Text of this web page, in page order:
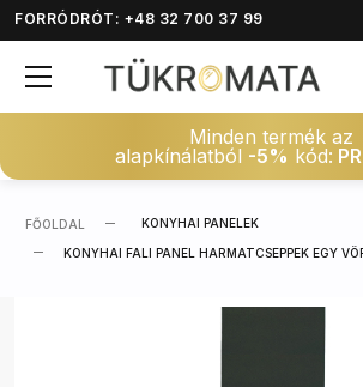
FORRÓDRÓT: +48 32 700 37 99
Minden termék az
alapkínálatból -5% kód:
FŐOLDAL KONYHAI PANELEK
KONYHAI FALI PANEL HARMATCSEPPEK EGY